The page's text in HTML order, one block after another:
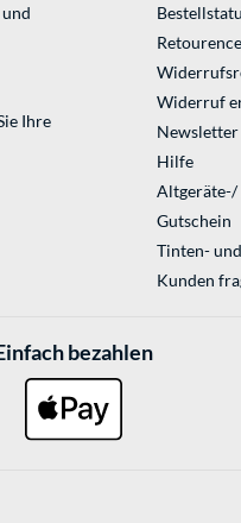
und
Ihre
Widerruf
Newsletter
Hilfe
Altgeräte-/
Gutschein
Tinten-
Kunden
bezahlen